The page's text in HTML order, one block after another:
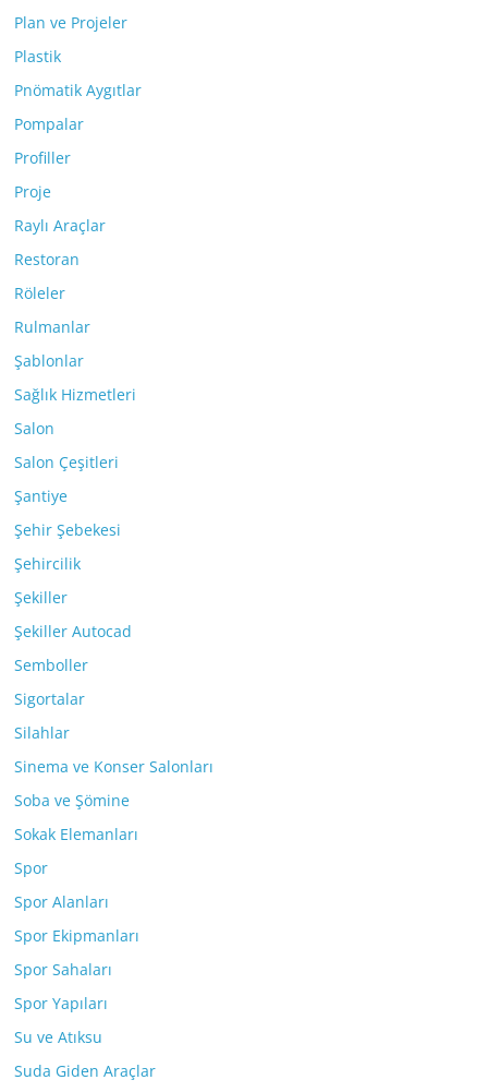
Plan ve Projeler
Plastik
Pnömatik Aygıtlar
Pompalar
Profiller
Proje
Raylı Araçlar
Restoran
Röleler
Rulmanlar
Şablonlar
Sağlık Hizmetleri
Salon
Salon Çeşitleri
Şantiye
Şehir Şebekesi
Şehircilik
Şekiller
Şekiller Autocad
Semboller
Sigortalar
Silahlar
Sinema ve Konser Salonları
Soba ve Şömine
Sokak Elemanları
Spor
Spor Alanları
Spor Ekipmanları
Spor Sahaları
Spor Yapıları
Su ve Atıksu
Suda Giden Araçlar